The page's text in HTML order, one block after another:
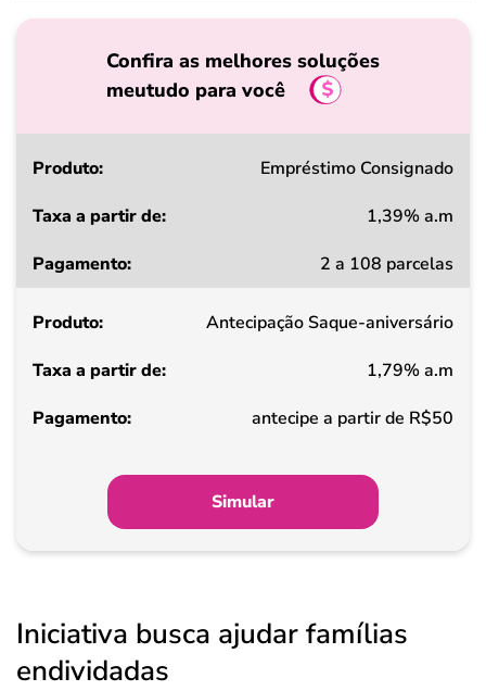
Confira as melhores soluções
meutudo para você
Produto
a
de
Pagamento
Empréstimo Consignado
1,39% a.m
2 a 108 parcelas
Antecipação Saque-aniversário
1,79% a.m
antecipe a partir de R$50
Simular
Iniciativa busca ajudar famílias
endividadas